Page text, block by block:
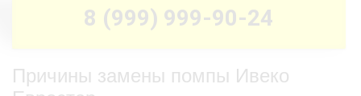
8 (999) 999-90-24
Причины замены помпы Ивеко